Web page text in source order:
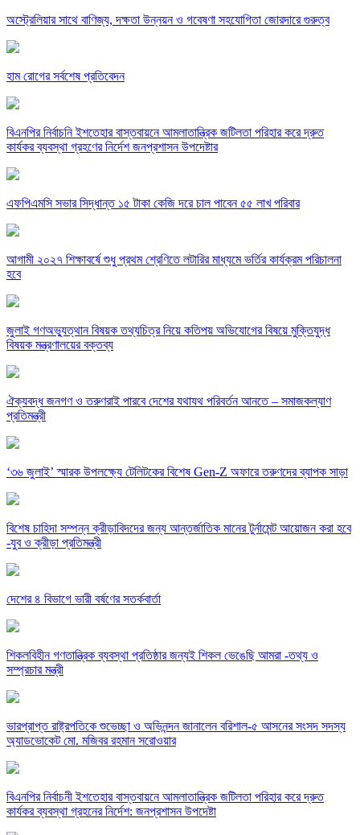
অস্ট্রেলিয়ার সাথে বাণিজ্য, দক্ষতা উন্নয়ন ও গবেষণা সহযোগিতা জোরদারে গুরুত্ব
হাম রোগের সর্বশেষ প্রতিবেদন
বিএনপির নির্বাচনি ইশতেহার বাস্তবায়নে আমলাতান্ত্রিক জটিলতা পরিহার করে দ্রুত
কার্যকর ব্যবস্থা গ্রহণের নির্দেশ জনপ্রশাসন উপদেষ্টার
এফপিএমসি সভার সিদ্ধান্ত ১৫ টাকা কেজি দরে চাল পাবেন ৫৫ লাখ পরিবার
আগামী ২০২৭ শিক্ষাবর্ষে শুধু প্রথম শ্রেণিতে লটারির মাধ্যমে ভর্তির কার্যক্রম পরিচালনা
হবে
জুলাই গণঅভ্যুত্থান বিষয়ক তথ্যচিত্র নিয়ে কতিপয় অভিযোগের বিষয়ে মুক্তিযুদ্ধ
বিষয়ক মন্ত্রণালয়ের বক্তব্য
ঐক্যবদ্ধ জনগণ ও তরুণরাই পারবে দেশের যথাযথ পরিবর্তন আনতে – সমাজকল্যাণ
প্রতিমন্ত্রী
‘৩৬ জুলাই’ স্মারক উপলক্ষ্যে টেলিটকের বিশেষ Gen-Z অফারে তরুণদের ব্যাপক সাড়া
বিশেষ চাহিদা সম্পন্ন ক্রীড়াবিদদের জন্য আন্তর্জাতিক মানের টুর্নামেন্ট আয়োজন করা হবে
-যুব ও ক্রীড়া প্রতিমন্ত্রী
দেশের ৪ বিভাগে ভারী বর্ষণের সতর্কবার্তা
শিকলবিহীন গণতান্ত্রিক ব্যবস্থা প্রতিষ্ঠার জন্যই শিকল ভেঙেছি আমরা -তথ্য ও
সম্প্রচার মন্ত্রী
ভারপ্রাপ্ত রাষ্ট্রপতিকে শুভেচ্ছা ও অভিনন্দন জানালেন বরিশাল-৫ আসনের সংসদ সদস্য
অ্যাডভোকেট মো. মজিবর রহমান সরোওয়ার
বিএনপির নির্বাচনী ইশতেহার বাস্তবায়নে আমলাতান্ত্রিক জটিলতা পরিহার করে দ্রুত
কার্যকর ব্যবস্থা গ্রহনের নির্দেশ: জনপ্রশাসন উপদেষ্টা